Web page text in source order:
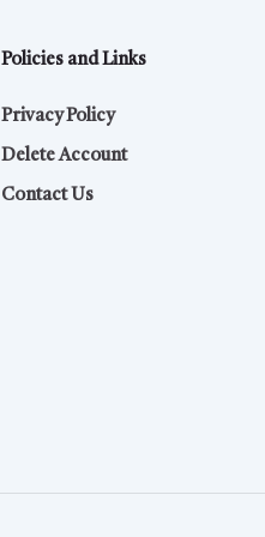
Policies and Links
Privacy Policy
Delete Account
Contact Us